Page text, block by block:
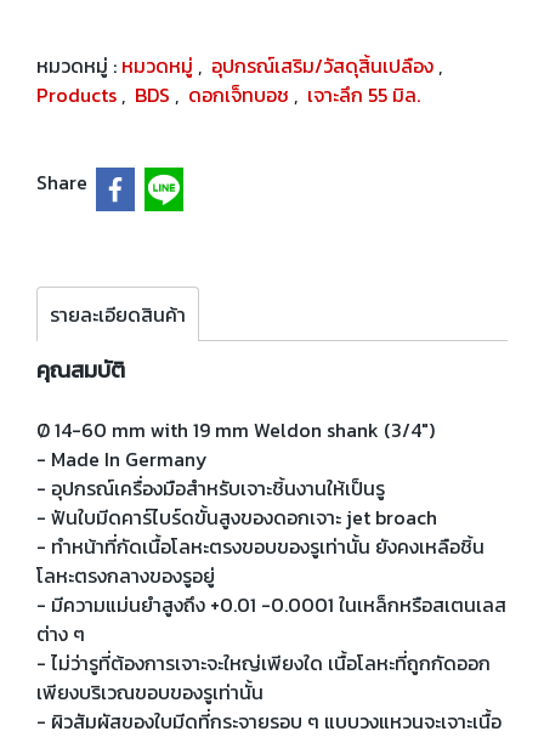
หมวดหมู่ : หมวดหมู่ , อุปกรณ์เสริม/วัสดุสิ้นเปลือง ,
Products , BDS , ดอกเจ็ทบอช , เจาะลึก 55 มิล.
Share
รายละเอียดสินค้า
คุณสมบัติ
Ø 14-60 mm with 19 mm Weldon shank (3/4")
- Made In Germany
- อุปกรณ์เครื่องมือสำหรับเจาะชิ้นงานให้เป็นรู
- ฟันใบมีดคาร์ไบร์ดขั้นสูงของดอกเจาะ jet broach
- ทำหน้าที่กัดเนื้อโลหะตรงขอบของรูเท่านั้น ยังคงเหลือชิ้น
โลหะตรงกลางของรูอยู่
- มีความแม่นยำสูงถึง +0.01 -0.0001 ในเหล็กหรือสเตนเลส
ต่าง ๆ
- ไม่ว่ารูที่ต้องการเจาะจะใหญ่เพียงใด เนื้อโลหะที่ถูกกัดออก
เพียงบริเวณขอบของรูเท่านั้น
- ผิวสัมผัสของใบมีดที่กระจายรอบ ๆ แบบวงแหวนจะเจาะเนื้อ